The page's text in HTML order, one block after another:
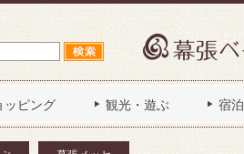
ッピング 観光・遊ぶ 宿泊